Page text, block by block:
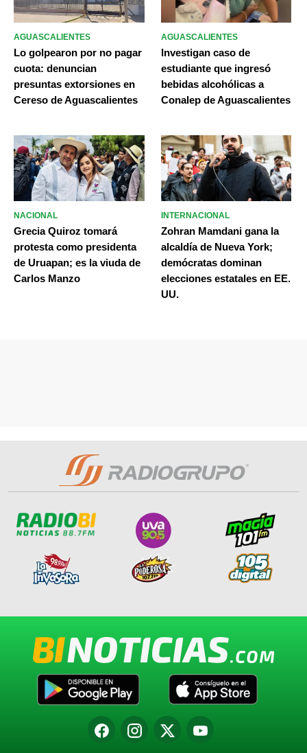
AGUASCALIENTES
Lo golpearon por no pagar
cuota: denuncian
presuntas extorsiones en
Cereso de Aguascalientes
AGUASCALIENTES
Investigan caso de
estudiante que ingresó
bebidas alcohólicas a
Conalep de Aguascalientes
NACIONAL
Grecia Quiroz tomará
protesta como presidenta
de Uruapan; es la viuda de
Carlos Manzo
INTERNACIONAL
Zohran Mamdani gana la
alcaldía de Nueva York;
demócratas dominan
elecciones estatales en EE.
UU.